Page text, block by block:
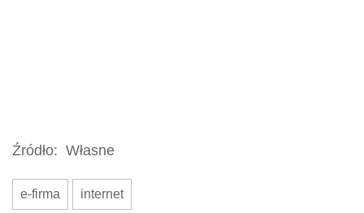
Źródło: Własne
e-firma internet